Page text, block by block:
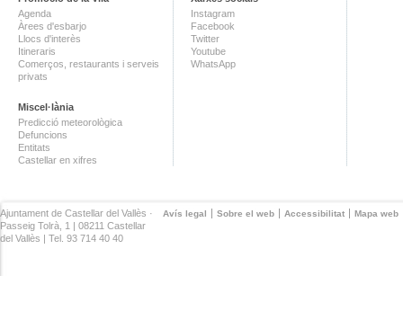
Agenda
Àrees d'esbarjo
Llocs d'interès
Itineraris
Comerços, restaurants i serveis
privats
Miscel·lània
Predicció meteorològica
Defuncions
Entitats
Castellar en xifres
Instagram
Facebook
Twitter
Youtube
WhatsApp
Avís legal Sobre el web Accessibilitat Mapa web
Ajuntament de Castellar del Vallès ·
Passeig Tolrà, 1 | 08211 Castellar
del Vallès | Tel. 93 714 40 40